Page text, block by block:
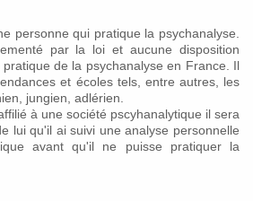
personne qui pratique la psychanalyse.
par la loi et aucune disposition
de la psychanalyse en France. Il
et écoles tels, entre autres, les
jungien, adlérien.
à une société pscyhanalytique il sera
lui qu'il ai suivi une analyse personnelle
avant qu'il ne puisse pratiquer la